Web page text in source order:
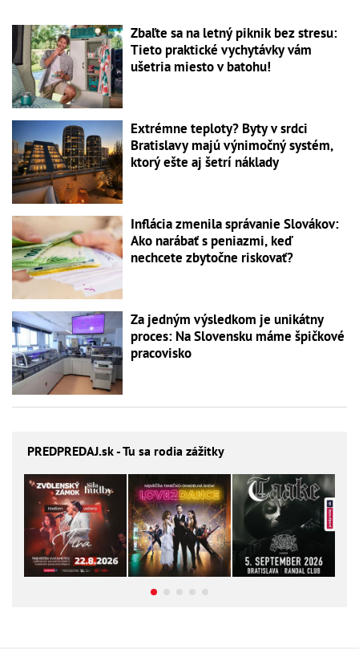
Zbaľte sa na letný piknik bez stresu:
Tieto praktické vychytávky vám
ušetria miesto v batohu!
Extrémne teploty? Byty v srdci
Bratislavy majú výnimočný systém,
ktorý ešte aj šetrí náklady
Inflácia zmenila správanie Slovákov:
Ako narábať s peniazmi, keď
nechcete zbytočne riskovať?
Za jedným výsledkom je unikátny
proces: Na Slovensku máme špičkové
pracovisko
PREDPREDAJ.sk - Tu sa rodia zážitky